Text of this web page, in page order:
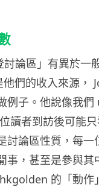
討論區」有異於一
們的收入來源，
例子。他說像我們
讀者到訪後可能
討論區性質，每一
事，甚至是參與其
的「動作